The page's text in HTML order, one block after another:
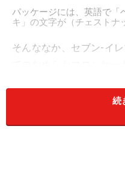
パッケージには、英語で「
キ」の文字が（チェストナ
そんななか、セブン‐イ
マロンホイップ
生地の2層構造
続